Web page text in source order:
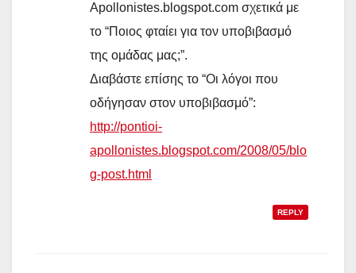
Apollonistes.blogspot.com σχετικά με
το “Ποιος φταίει για τον υποβιβασμό
της ομάδας μας;”.
Διαβάστε επίσης το “Οι λόγοι που
οδήγησαν στον υποβιβασμό”:
http://pontioi-
apollonistes.blogspot.com/2008/05/blo
g-post.html
REPLY